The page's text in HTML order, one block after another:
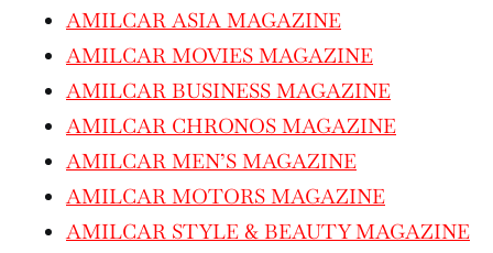
AMILCAR ASIA MAGAZINE
AMILCAR MOVIES MAGAZINE
AMILCAR BUSINESS MAGAZINE
AMILCAR CHRONOS MAGAZINE
AMILCAR MEN’S MAGAZINE
AMILCAR MOTORS MAGAZINE
AMILCAR STYLE & BEAUTY MAGAZINE